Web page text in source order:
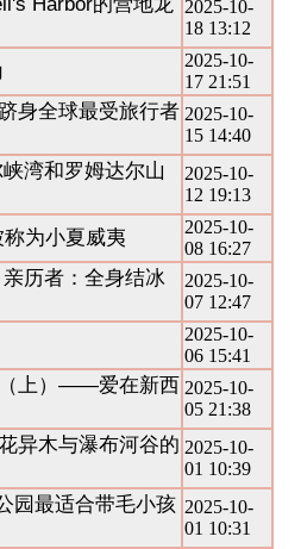
2025-10-
18 13:12
2025-10-
17 21:51
身全球最受旅行者 2025-10-
15 14:40
湾和罗姆达尔山
2025-10-
12 19:13
为小夏威夷
2025-10-
08 16:27
历者：全身结冰
2025-10-
07 12:47
2025-10-
06 15:41
上）——爱在新西 2025-10-
05 21:38
异木与瀑布河谷的 2025-10-
01 10:39
园最适合带毛小孩 2025-10-
01 10:31